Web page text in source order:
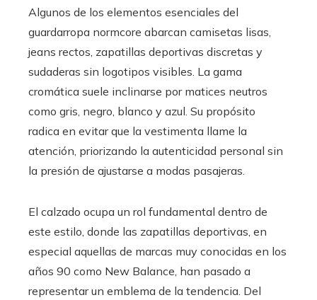
Algunos de los elementos esenciales del
guardarropa normcore abarcan camisetas lisas,
jeans rectos, zapatillas deportivas discretas y
sudaderas sin logotipos visibles. La gama
cromática suele inclinarse por matices neutros
como gris, negro, blanco y azul. Su propósito
radica en evitar que la vestimenta llame la
atención, priorizando la autenticidad personal sin
la presión de ajustarse a modas pasajeras.
El calzado ocupa un rol fundamental dentro de
este estilo, donde las zapatillas deportivas, en
especial aquellas de marcas muy conocidas en los
años 90 como New Balance, han pasado a
representar un emblema de la tendencia. Del